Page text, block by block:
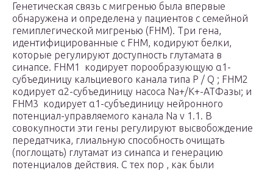
Генетическая связь с мигренью была впервые
обнаружена и определена у пациентов с семейной
гемиплегической мигренью (FHM). Три гена,
идентифицированные с FHM, кодируют белки,
которые регулируют доступность глутамата в
синапсе. FHM1 кодирует порообразующую α1-
субъединицу кальциевого канала типа P / Q ; FHM2
кодирует α2-субъединицу насоса Na+/K+-АТФазы; и
FHM3 кодирует α1-субъединицу нейронного
потенциал-управляемого канала Na v 1.1. В
совокупности эти гены регулируют высвобождение
передатчика, глиальную способность очищать
(поглощать) глутамат из синапса и генерацию
потенциалов действия. С тех пор , как были